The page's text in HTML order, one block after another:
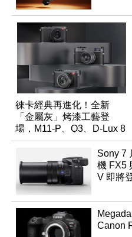
徠卡經典再進化！全新
「金屬灰」烤漆工藝登
場，M11-P、Q3、D-Lux 8
領銜換裝
Sony 7
機 FX5
V 即將
Canon